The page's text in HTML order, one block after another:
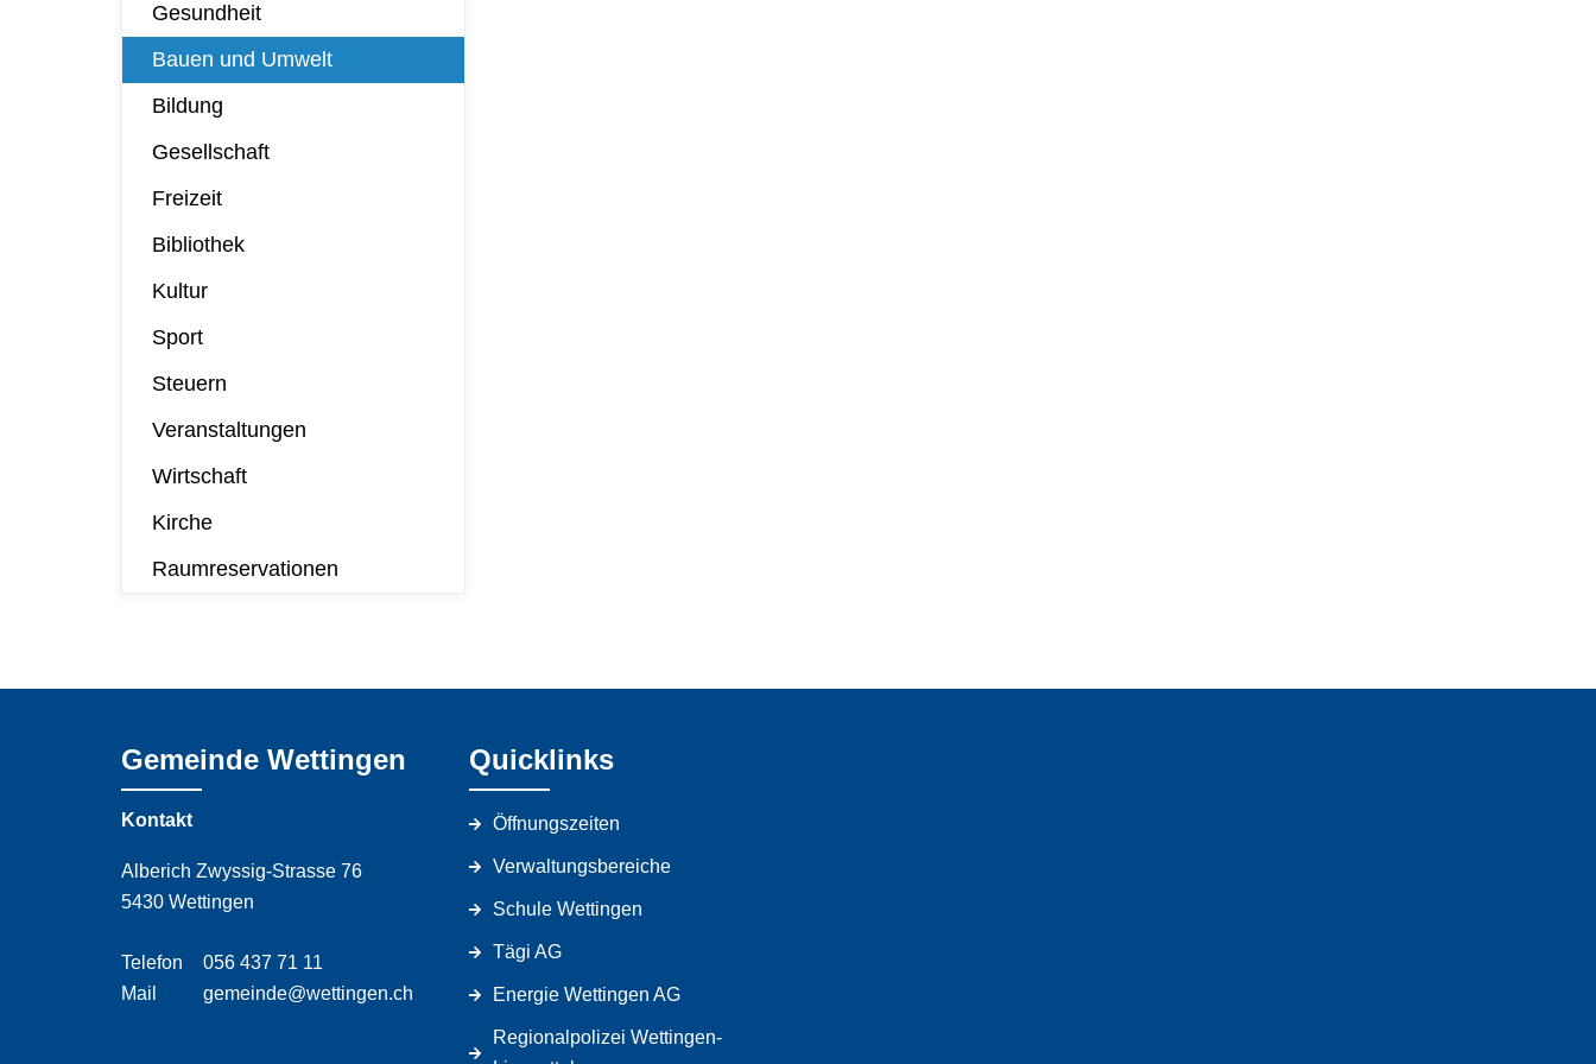
Gesundheit
Bauen und Umwelt
Bildung
Gesellschaft
Freizeit
Bibliothek
Kultur
Sport
Steuern
Veranstaltungen
Wirtschaft
Kirche
Raumreservationen
Gemeinde Wettingen
Kontakt
Alberich Zwyssig-Strasse 76
5430 Wettingen
Telefon
056 437 71 11
Mail
gemeinde@wettingen.ch
Quicklinks
Öffnungszeiten
Verwaltungsbereiche
Schule Wettingen
Tägi AG
Energie Wettingen AG
Regionalpolizei Wettingen-